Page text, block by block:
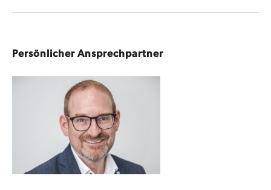
Persönlicher Ansprechpartner